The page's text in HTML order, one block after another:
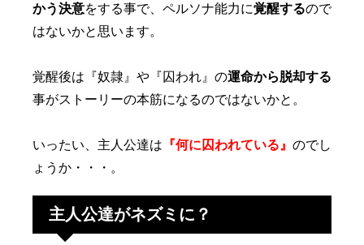
かう決意をする事で、ペルソナ能力に覚醒するので
はないかと思います。
覚醒後は『奴隷』や『囚われ』の運命から脱却する
事がストーリーの本筋になるのではないかと。
いったい、主人公達は 『何に囚われている』 のでし
ょうか・・・。
主人公達がネズミに？